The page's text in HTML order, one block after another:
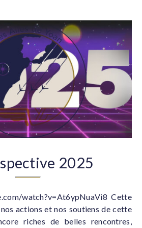
2025
watch?v=At6ypNuaVi8 Cette
actions et nos soutiens de cette
riches de belles rencontres,